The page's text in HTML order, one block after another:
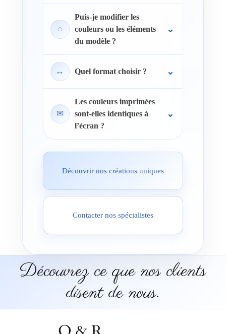
◌
Puis-je modifier les
couleurs ou les éléments
du modèle ?
↔ Quel format choisir ?
✉
Les couleurs imprimées
sont-elles identiques à
l’écran ?
Découvrir nos créations uniques
Contacter nos spécialistes
Découvrez ce que nos clients
disent de nous.